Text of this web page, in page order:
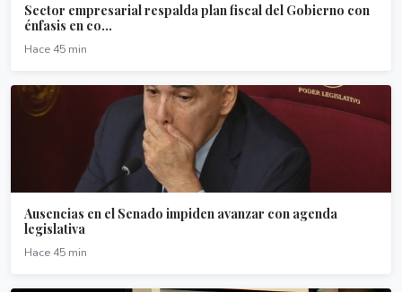
Sector empresarial respalda plan fiscal del Gobierno con
énfasis en co...
Hace 45 min
Ausencias en el Senado impiden avanzar con agenda
legislativa
Hace 45 min